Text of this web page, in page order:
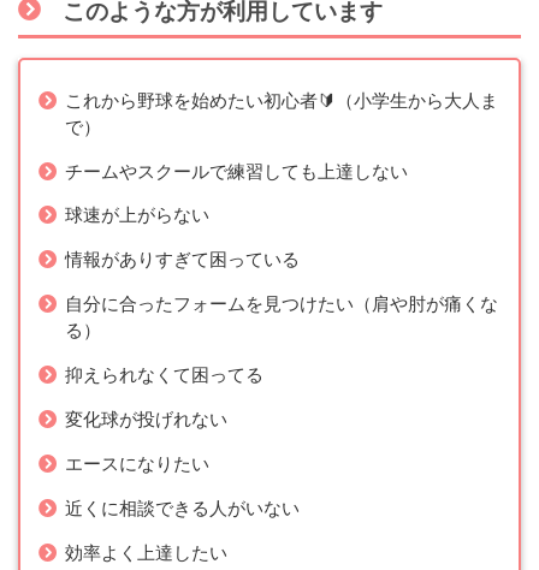
このような方が利用しています
これから野球を始めたい初心者🔰（小学生から大人ま
で）
チームやスクールで練習しても上達しない
球速が上がらない
情報がありすぎて困っている
自分に合ったフォームを見つけたい（肩や肘が痛くな
る）
抑えられなくて困ってる
変化球が投げれない
エースになりたい
近くに相談できる人がいない
効率よく上達したい